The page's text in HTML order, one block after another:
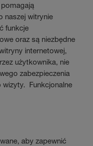
naszej witrynie
funkcje
oraz są niezbędne
internetowej,
użytkownika, nie
zabezpieczenia
wizyty. Funkcjonalne
aby zapewnić